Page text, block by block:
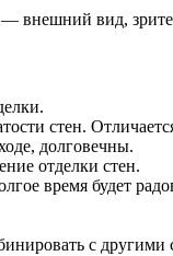
— внешний вид,
.
стен.
, долговечны.
отделки стен.
время будет
с другими